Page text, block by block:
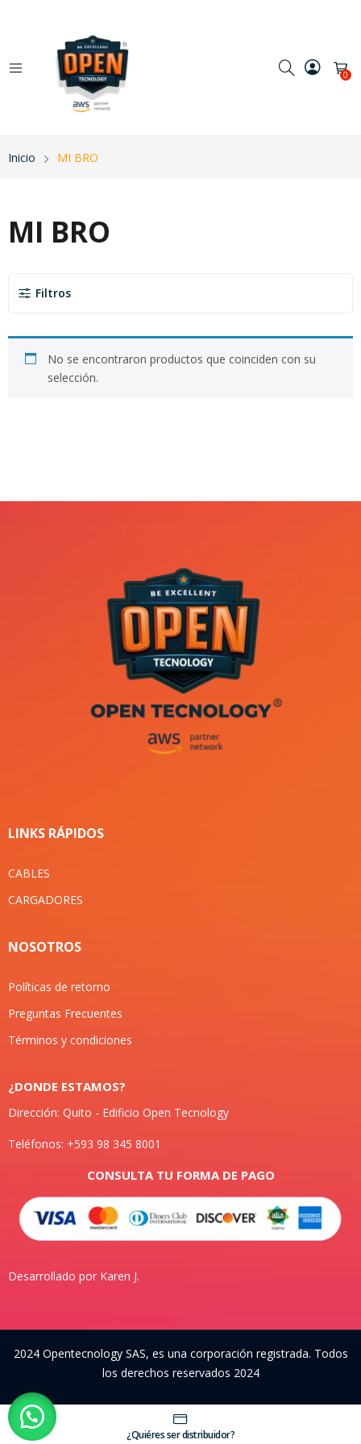
0
¿Quiéres ser distribuidor?
Inicio MI BRO
MI BRO
Filtros
No se encontraron productos que coinciden con su
selección.
LINKS RÁPIDOS
CABLES
CARGADORES
NOSOTROS
Políticas de retorno
Preguntas Frecuentes
Términos y condiciones
¿DONDE ESTAMOS?
Dirección: Quito - Edificio Open Tecnology
Teléfonos: +593 98 345 8001
CONSULTA TU FORMA DE PAGO
Desarrollado por Karen J.
2024 Opentecnology SAS, es una corporación registrada. Todos
los derechos reservados 2024